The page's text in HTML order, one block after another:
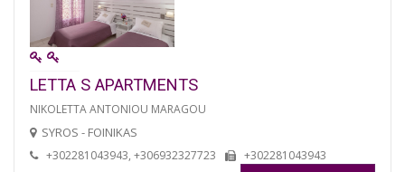
LETTA S APARTMENTS
NIKOLETTA ANTONIOU MARAGOU
SYROS - FOINIKAS
+302281043943, +306932327723 +302281043943